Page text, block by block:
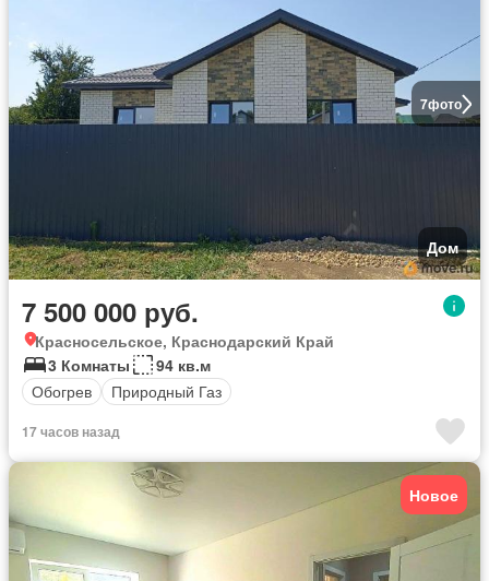
7фото
Дом
7 500 000 руб.
Красносельское, Краснодарский Край
3 Комнаты
94 кв.м
Обогрев
Природный Газ
17 часов назад
Новое